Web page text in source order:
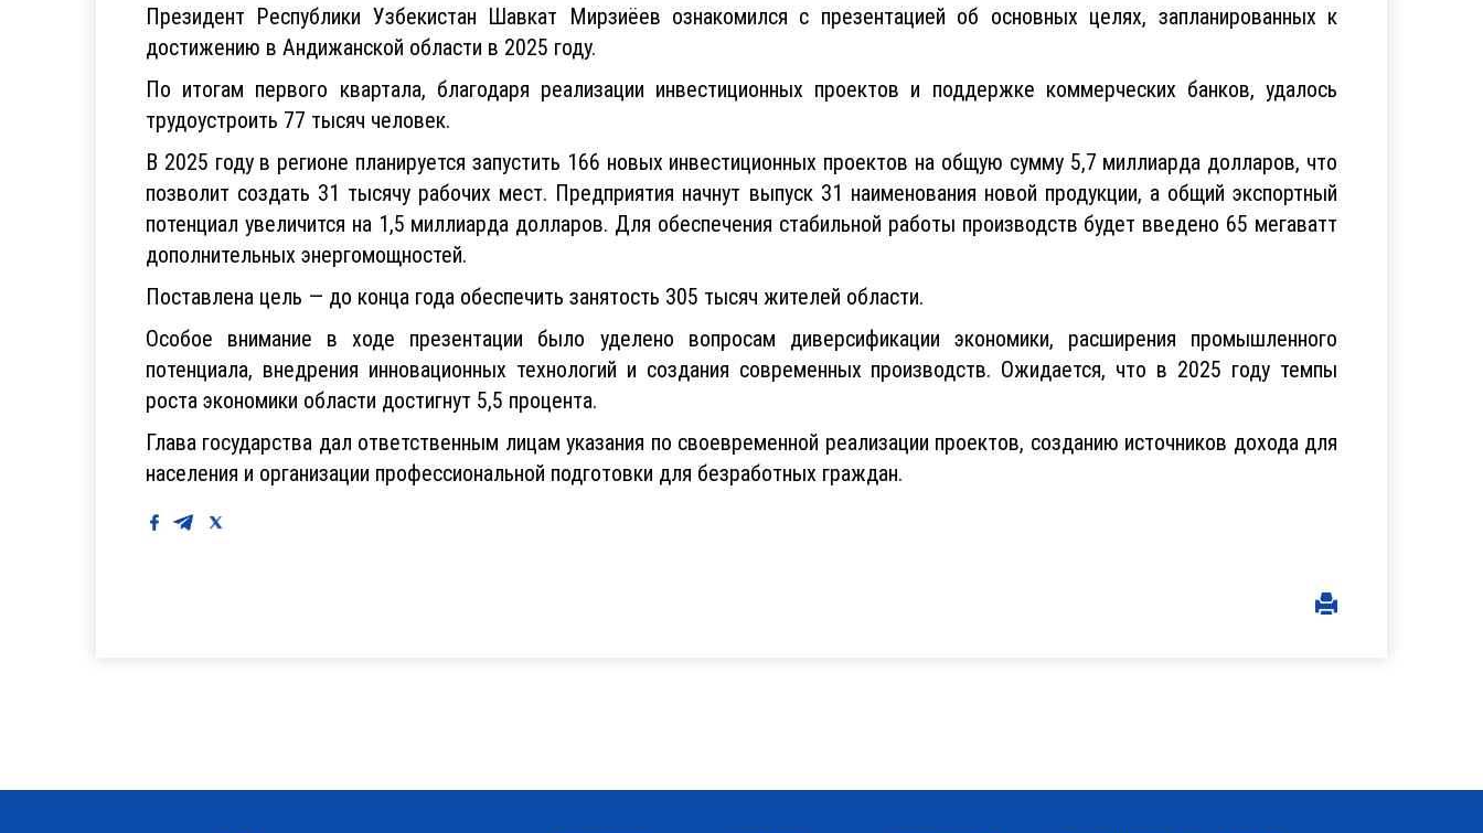
Президент Республики Узбекистан Шавкат Мирзиёев ознакомился с презентацией об основных целях, запланированных к
достижению в Андижанской области в 2025 году.
По итогам первого квартала, благодаря реализации инвестиционных проектов и поддержке коммерческих банков, удалось
трудоустроить 77 тысяч человек.
В 2025 году в регионе планируется запустить 166 новых инвестиционных проектов на общую сумму 5,7 миллиарда долларов, что
позволит создать 31 тысячу рабочих мест. Предприятия начнут выпуск 31 наименования новой продукции, а общий экспортный
потенциал увеличится на 1,5 миллиарда долларов. Для обеспечения стабильной работы производств будет введено 65 мегаватт
дополнительных энергомощностей.
Поставлена цель — до конца года обеспечить занятость 305 тысяч жителей области.
Особое внимание в ходе презентации было уделено вопросам диверсификации экономики, расширения промышленного
потенциала, внедрения инновационных технологий и создания современных производств. Ожидается, что в 2025 году темпы
роста экономики области достигнут 5,5 процента.
Глава государства дал ответственным лицам указания по своевременной реализации проектов, созданию источников дохода для
населения и организации профессиональной подготовки для безработных граждан.